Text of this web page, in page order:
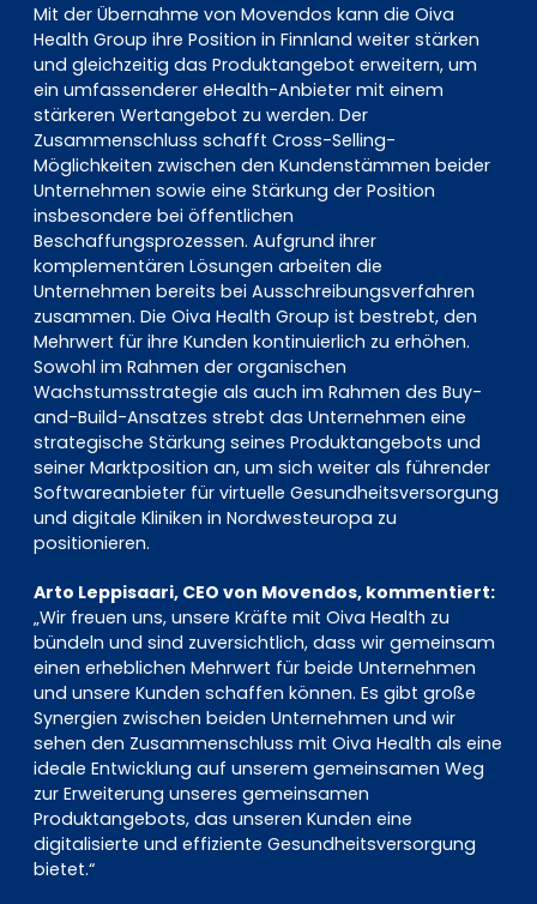
Mit der Übernahme von Movendos kann die Oiva
Health Group ihre Position in Finnland weiter stärken
und gleichzeitig das Produktangebot erweitern, um
ein umfassenderer eHealth-Anbieter mit einem
stärkeren Wertangebot zu werden. Der
Zusammenschluss schafft Cross-Selling-
Möglichkeiten zwischen den Kundenstämmen beider
Unternehmen sowie eine Stärkung der Position
insbesondere bei öffentlichen
Beschaffungsprozessen. Aufgrund ihrer
komplementären Lösungen arbeiten die
Unternehmen bereits bei Ausschreibungsverfahren
zusammen. Die Oiva Health Group ist bestrebt, den
Mehrwert für ihre Kunden kontinuierlich zu erhöhen.
Sowohl im Rahmen der organischen
Wachstumsstrategie als auch im Rahmen des Buy-
and-Build-Ansatzes strebt das Unternehmen eine
strategische Stärkung seines Produktangebots und
seiner Marktposition an, um sich weiter als führender
Softwareanbieter für virtuelle Gesundheitsversorgung
und digitale Kliniken in Nordwesteuropa zu
positionieren.
Arto Leppisaari, CEO von Movendos, kommentiert:
„Wir freuen uns, unsere Kräfte mit Oiva Health zu
bündeln und sind zuversichtlich, dass wir gemeinsam
einen erheblichen Mehrwert für beide Unternehmen
und unsere Kunden schaffen können. Es gibt große
Synergien zwischen beiden Unternehmen und wir
sehen den Zusammenschluss mit Oiva Health als eine
ideale Entwicklung auf unserem gemeinsamen Weg
zur Erweiterung unseres gemeinsamen
Produktangebots, das unseren Kunden eine
digitalisierte und effiziente Gesundheitsversorgung
bietet.“